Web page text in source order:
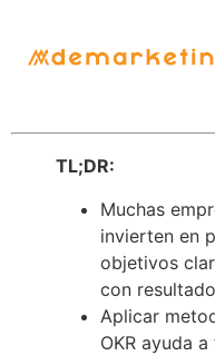
TL;DR:
Muchas
invierten en
objetivos
con
Aplicar
OKR ayuda